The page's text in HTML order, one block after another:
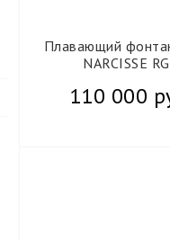
Плавающий
NARCISSE
110 000